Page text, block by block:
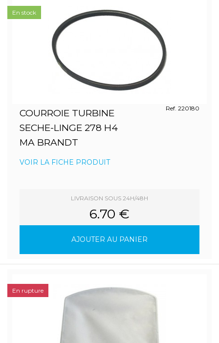
COURROIE TURBINE
SECHE-LINGE 278 H4
MA BRANDT
Ref. 220180
VOIR LA FICHE PRODUIT
LIVRAISON SOUS 24H/48H
6.70 €
AJOUTER AU PANIER
En stock
En rupture